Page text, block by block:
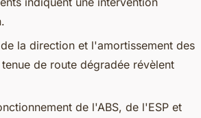
la direction et l'amortissement des
de route dégradée révèlent
de l'ABS, de l'ESP et